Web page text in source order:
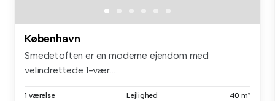
København
Smedetoften er en moderne ejendom med
velindrettede 1-vær...
1 værelse Lejlighed 40 m²